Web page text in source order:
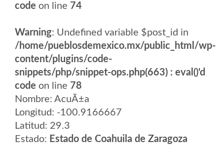
code on line 74
Warning: Undefined variable $post_id in
/home/pueblosdemexico.mx/public_html/wp-
content/plugins/code-
snippets/php/snippet-ops.php(663) : eval()'d
code on line 78
Nombre: AcuÃ±a
Longitud: -100.9166667
Latitud: 29.3
Estado: Estado de Coahuila de Zaragoza